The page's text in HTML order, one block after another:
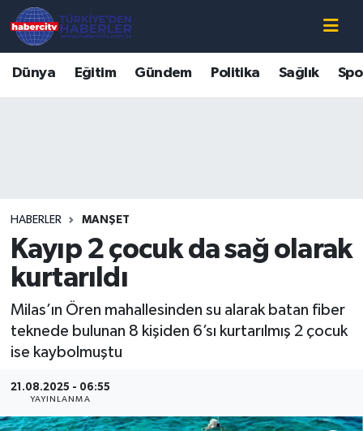
Dünya Eğitim Gündem Politika Sağlık
HABERLER MANŞET
Kayıp 2 çocuk da sağ olarak
kurtarıldı
Milas’ın Ören mahallesinden su alarak batan fiber
teknede bulunan 8 kişiden 6’sı kurtarılmış 2 çocuk
ise kaybolmuştu
21.08.2025 - 06:55
YAYINLANMA
Süper Lig Puan Durumu ve Fikstür
Tüm Manşetler
Son Dakika Haberleri
Haber Arşivi